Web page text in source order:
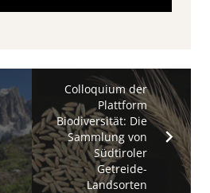
Colloquium der
Plattform
Biodiversität: Die
Sammlung von
Südtiroler
Getreide-
Landsorten